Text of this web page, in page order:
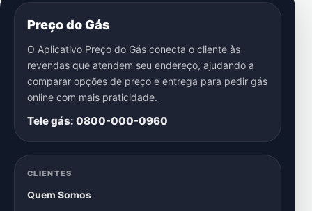
Preço do Gás
O Aplicativo Preço do Gás conecta o cliente às
revendas que atendem seu endereço, ajudando a
comparar opções de preço e entrega para pedir gás
online com mais praticidade.
Tele gás: 0800-000-0960
CLIENTES
Quem Somos